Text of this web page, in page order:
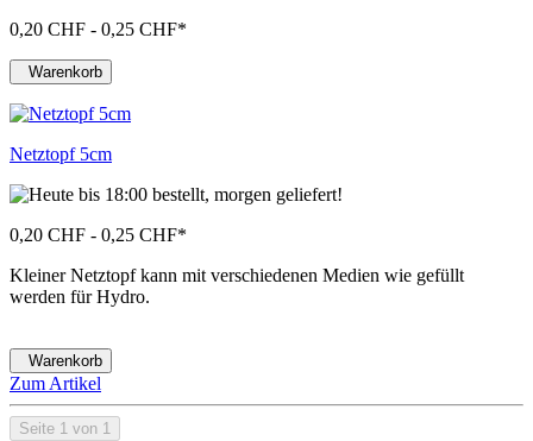
0,20 CHF - 0,25 CHF*
Warenkorb
Netztopf 5cm
0,20 CHF - 0,25 CHF*
Kleiner Netztopf kann mit verschiedenen Medien wie gefüllt
werden für Hydro.
Warenkorb
Zum Artikel
Seite 1 von 1